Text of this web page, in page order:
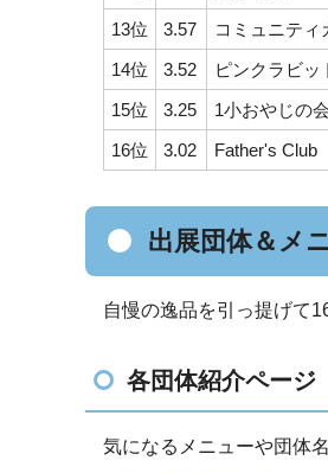
13位
3.57 コミュニティ
14位
3.52 ピンクラビッ
15位
3.25 1小おやじの会
16位
3.02 Father's Club
出展団体＆メ
自慢の逸品を引っ提げて
各団体紹介ページ
気になるメニューや団体